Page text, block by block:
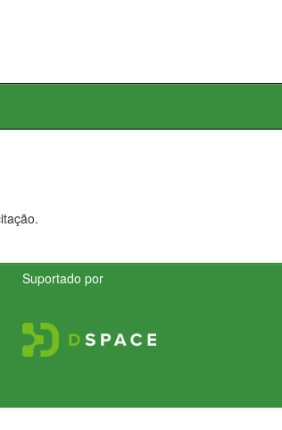
Suportado por